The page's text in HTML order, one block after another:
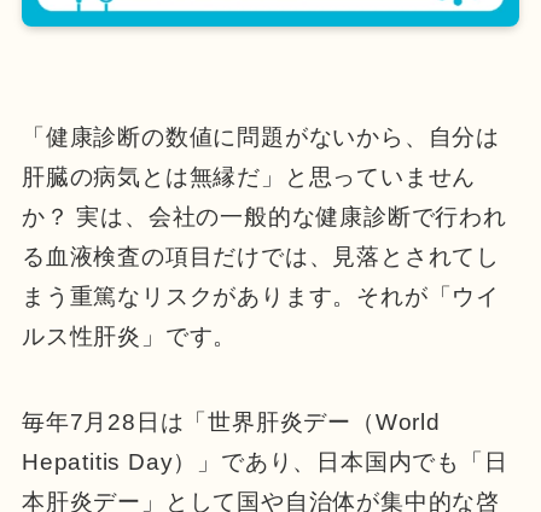
「健康診断の数値に問題がないから、自分は
肝臓の病気とは無縁だ」と思っていません
か？ 実は、会社の一般的な健康診断で行われ
る血液検査の項目だけでは、見落とされてし
まう重篤なリスクがあります。それが「ウイ
ルス性肝炎」です。
毎年7月28日は「世界肝炎デー（World
Hepatitis Day）」であり、日本国内でも「日
本肝炎デー」として国や自治体が集中的な啓